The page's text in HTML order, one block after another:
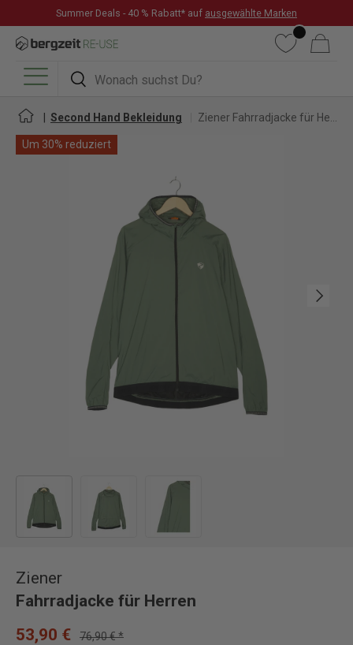
DIREKT ZUM INHALT
Summer Deals - 40 % Rabatt* auf ausgewählte Marken
Suchen
Suchen
WunschlisteWarenkorb
Menü
Second Hand Bekleidung
Um 30% reduziert
Nächste
Ziener
Fahrradjacke für Herren
53,90 €
76,90 € *